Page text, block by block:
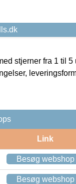
stjerner fra 1 til 5
Link
Besøg webshop
Besøg webshop